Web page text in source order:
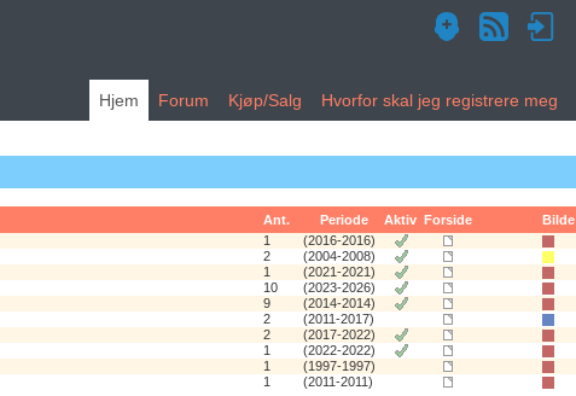
Hjem Forum Kjøp/Salg Hvorfor skal jeg registrere meg
Ant. Periode Aktiv Forside
Bilde
1
(2016-2016)
2
(2004-2008)
1
(2021-2021)
10
(2023-2026)
9
(2014-2014)
2
(2011-2017)
2
(2017-2022)
1
(2022-2022)
1
(1997-1997)
1 (2011-2011)